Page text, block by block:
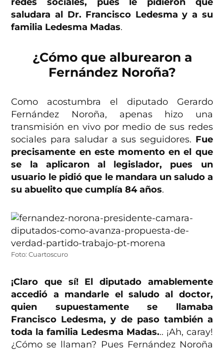
saludara al Dr. Francisco Ledesma y a su
familia Ledesma Madas.
¿Cómo que alburearon a
Fernández Noroña?
Como acostumbra el diputado Gerardo
Fernández Noroña, apenas hizo una
transmisión en vivo por medio de sus redes
sociales para saludar a sus seguidores. Fue
precisamente en este momento en el que
se la aplicaron al legislador, pues un
usuario le pidió que le mandara un saludo a
su abuelito que cumplía 84 años.
Foto: Cuartoscuro
¡Claro que sí! El diputado amablemente
accedió a mandarle el saludo al doctor,
quien supuestamente se llamaba
Francisco Ledesma, y de paso también a
toda la familia Ledesma Madas... ¡Ah, caray!
¿Cómo se llaman? Pues Fernández Noroña